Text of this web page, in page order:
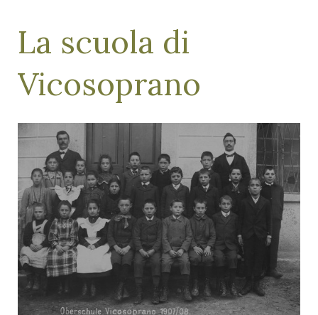
La scuola di
Vicosoprano